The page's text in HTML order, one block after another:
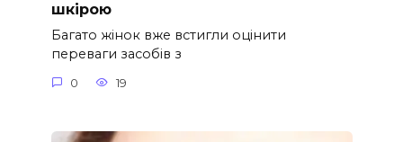
шкірою
Багато жінок вже встигли оцінити
переваги засобів з
0 19